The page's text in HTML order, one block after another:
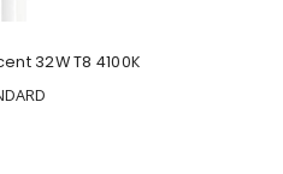
32W T8 4100K